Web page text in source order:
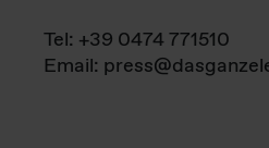
Tel: +39 0474 771510
Email: